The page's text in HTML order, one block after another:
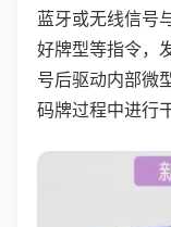
蓝牙或无线信号
好牌型等指令，
号后驱动内部微
码牌过程中进行